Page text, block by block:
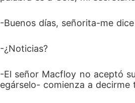
-Buenos días, señorita-me
-¿Noticias?
-El señor Macfloy no aceptó
egárselo- comienza a